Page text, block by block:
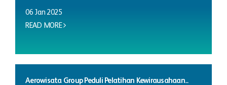
06 Jan 2025
READ MORE
Aerowisata Group Peduli Pelatihan Kewirausahaan...